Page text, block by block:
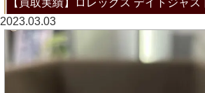
【買取実績】ロレックス デイトジャ
2023.03.03